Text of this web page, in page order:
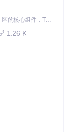
作为 Ascend for PyTorch 社区的核心组件，TorchNPU 是昇腾专为 PyTorch 打造的深度学习适配插件，使 PyTorch 框架能够直接调用昇腾 NPU，为开发者提供昇腾 AI 处理器的超强算力。
1.26 K